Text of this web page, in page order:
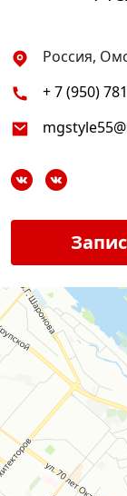
Россия,
+ 7 (950)